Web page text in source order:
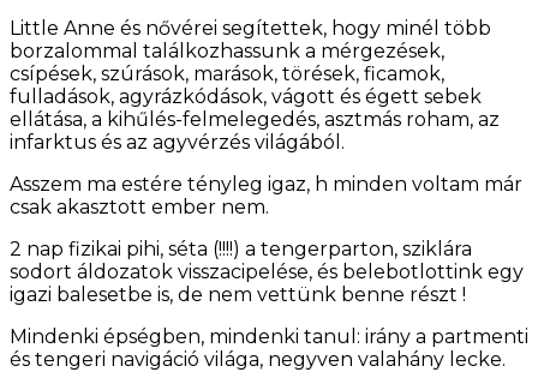
Little Anne és nővérei segítettek, hogy minél több
borzalommal találkozhassunk a mérgezések,
csípések, szúrások, marások, törések, ficamok,
fulladások, agyrázkódások, vágott és égett sebek
ellátása, a kihűlés-felmelegedés, asztmás roham, az
infarktus és az agyvérzés világából.
Asszem ma estére tényleg igaz, h minden voltam már
csak akasztott ember nem.
2 nap fizikai pihi, séta (!!!!) a tengerparton, sziklára
sodort áldozatok visszacipelése, és belebotlottink egy
igazi balesetbe is, de nem vettünk benne részt !
Mindenki épségben, mindenki tanul: irány a partmenti
és tengeri navigáció világa, negyven valahány lecke.